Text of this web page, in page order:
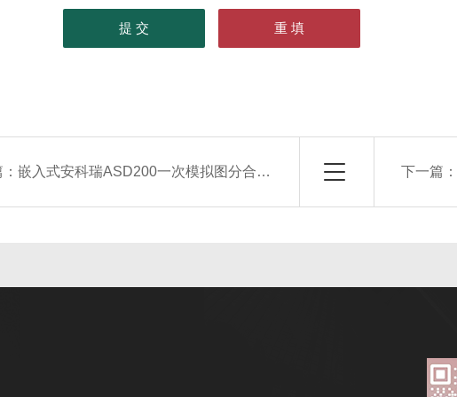
：嵌入式安科瑞ASD200一次模拟图分合闸综合测控装置 下一篇：